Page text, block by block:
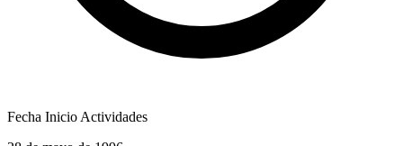
Fecha Inicio Actividades